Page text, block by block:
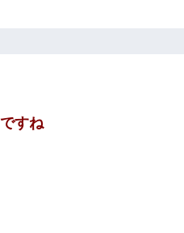
、手取り１４万 → 俺「２２万も
た。Aはヘラヘラと部屋に入っ
すね